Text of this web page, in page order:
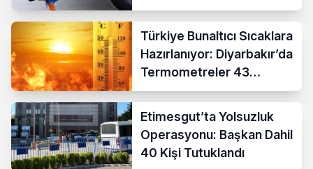
Türkiye Bunaltıcı Sıcaklara
Hazırlanıyor: Diyarbakır’da
Termometreler 43
Dereceyi Gösterecek
Etimesgut’ta Yolsuzluk
Operasyonu: Başkan Dahil
40 Kişi Tutuklandı